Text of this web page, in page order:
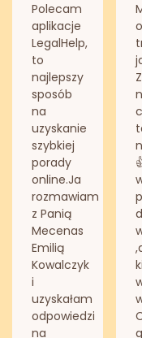
Polecam
aplikacje
LegalHelp,
to
najlepszy
sposób
na
uzyskanie
szybkiej
porady
online.Ja
rozmawiam
z Panią
Mecenas
Emilią
Kowalczyk
i
uzyskałam
odpowiedzi
na